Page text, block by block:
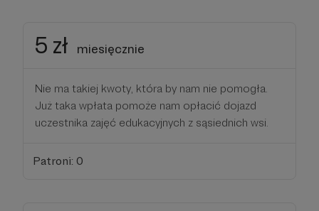
5 zł miesięcznie
Nie ma takiej kwoty, która by nam nie pomogła.
Już taka wpłata pomoże nam opłacić dojazd
uczestnika zajęć edukacyjnych z sąsiednich wsi.
Patroni: 0